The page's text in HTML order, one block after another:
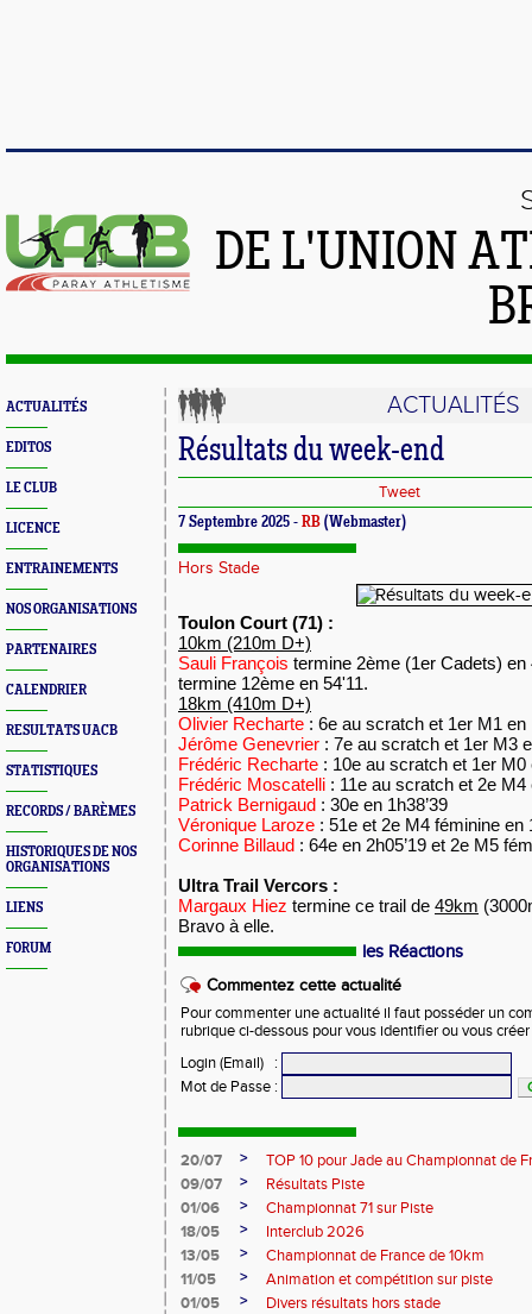
DE L'UNION
ACTUALITÉS
EDITOS
LE CLUB
LICENCE
ENTRAINEMENTS
NOS ORGANISATIONS
PARTENAIRES
CALENDRIER
RESULTATS UACB
STATISTIQUES
RECORDS / BARÈMES
HISTORIQUES DE NOS
ORGANISATIONS
LIENS
FORUM
ACTUALITÉS
Résultats du week-end
Tweet
7 Septembre 2025 - RB (Webmaster)
Hors Stade
Toulon Court (71) :
10km (210m D+)
Sauli François termine 2ème (1er Cadets)
termine 12ème en 54'11.
18km (410m D+)
Olivier Recharte : 6e au scratch et 1er M1 en
Jérôme Genevrier : 7e au scratch et 1er M3
Frédéric Recharte : 10e au scratch et 1er M0
Frédéric Moscatelli : 11e au scratch et 2e M4
Patrick Bernigaud : 30e en 1h38’39
Véronique Laroze : 51e et 2e M4 féminine en
Corinne Billaud : 64e en 2h05’19 et 2e M5
Ultra Trail Vercors :
Margaux Hiez termine ce trail de 49km
Bravo à elle.
les Réactions
Commentez cette actualité
Pour commenter une actualité il faut posséder un
rubrique ci-dessous pour vous identifier ou vous
Login (Email)
:
Mot de Passe :
20/07 >
TOP 10 pour Jade au Championnat de
09/07
>
Résultats Piste
01/06
>
Championnat 71 sur Piste
18/05
>
Interclub 2026
13/05
>
Championnat de France de 10km
11/05
>
Animation et compétition sur piste
01/05
>
Divers résultats hors stade